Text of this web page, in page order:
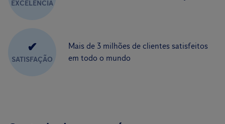
EXCELÊNCIA
✔
SATISFAÇÃO
Mais de 3 milhões de clientes satisfeitos
em todo o mundo